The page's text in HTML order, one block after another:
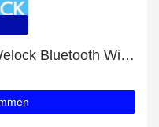
Exklusiver 6%-Rabatt für Welock Bluetooth WiFi Smart Locks für Haustür mit Tastaturen PCB43